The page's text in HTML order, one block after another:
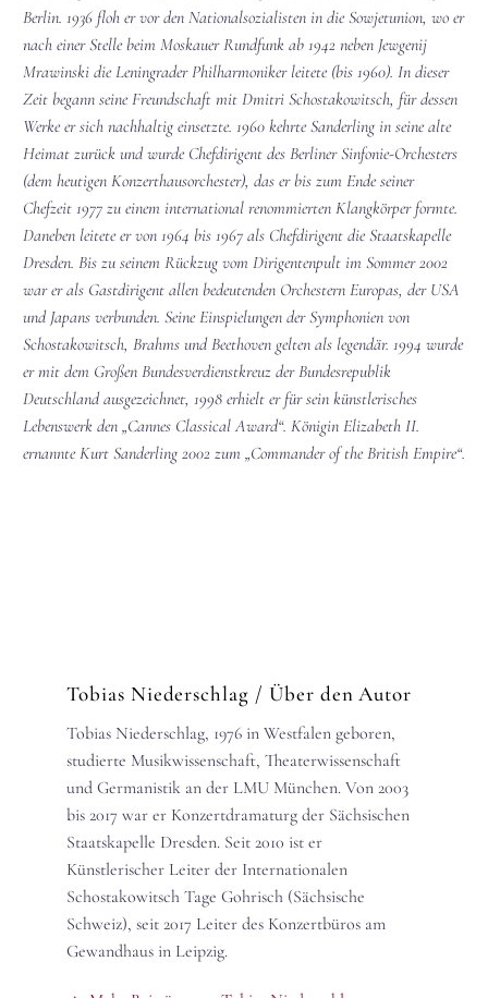
Berlin. 1936 floh er vor den Nationalsozialisten in die Sowjetunion, wo er
nach einer Stelle beim Moskauer Rundfunk ab 1942 neben Jewgenij
Mrawinski die Leningrader Philharmoniker leitete (bis 1960). In dieser
Zeit begann seine Freundschaft mit Dmitri Schostakowitsch, für dessen
Werke er sich nachhaltig einsetzte. 1960 kehrte Sanderling in seine alte
Heimat zurück und wurde Chefdirigent des Berliner Sinfonie-Orchesters
(dem heutigen Konzerthausorchester), das er bis zum Ende seiner
Chefzeit 1977 zu einem international renommierten Klangkörper formte.
Daneben leitete er von 1964 bis 1967 als Chefdirigent die Staatskapelle
Dresden. Bis zu seinem Rückzug vom Dirigentenpult im Sommer 2002
war er als Gastdirigent allen bedeutenden Orchestern Europas, der USA
und Japans verbunden. Seine Einspielungen der Symphonien von
Schostakowitsch, Brahms und Beethoven gelten als legendär. 1994 wurde
er mit dem Großen Bundesverdienstkreuz der Bundesrepublik
Deutschland ausgezeichnet, 1998 erhielt er für sein künstlerisches
Lebenswerk den „Cannes Classical Award“. Königin Elizabeth II.
ernannte Kurt Sanderling 2002 zum „Commander of the British Empire“.
Tobias Niederschlag / Über den Autor
Tobias Niederschlag, 1976 in Westfalen geboren,
studierte Musikwissenschaft, Theaterwissenschaft
und Germanistik an der LMU München. Von 2003
bis 2017 war er Konzertdramaturg der Sächsischen
Staatskapelle Dresden. Seit 2010 ist er
Künstlerischer Leiter der Internationalen
Schostakowitsch Tage Gohrisch (Sächsische
Schweiz), seit 2017 Leiter des Konzertbüros am
Gewandhaus in Leipzig.